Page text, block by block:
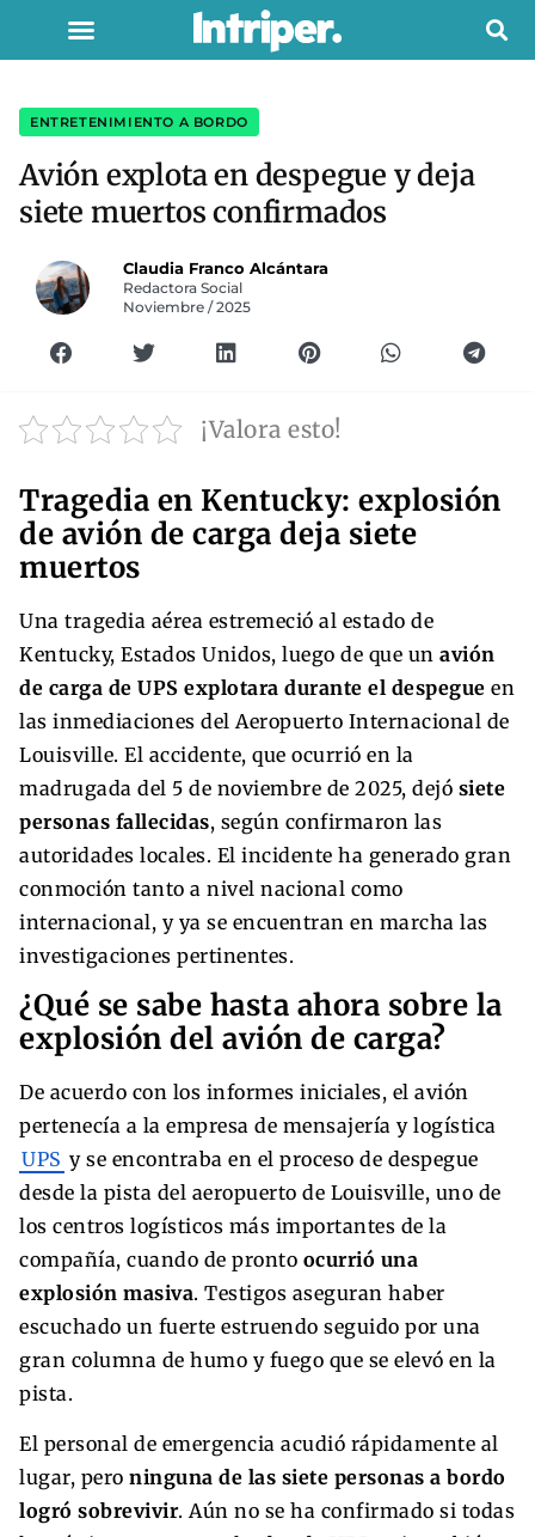
ENTRETENIMIENTO A BORDO
Avión explota en despegue y deja
siete muertos confirmados
Claudia Franco Alcántara
Redactora Social
Noviembre / 2025
¡Valora esto!
Tragedia en Kentucky: explosión
de avión de carga deja siete
muertos
Una tragedia aérea estremeció al estado de
Kentucky, Estados Unidos, luego de que un avión
de carga de UPS explotara durante el despegue en
las inmediaciones del Aeropuerto Internacional de
Louisville. El accidente, que ocurrió en la
madrugada del 5 de noviembre de 2025, dejó siete
personas fallecidas, según confirmaron las
autoridades locales. El incidente ha generado gran
conmoción tanto a nivel nacional como
internacional, y ya se encuentran en marcha las
investigaciones pertinentes.
¿Qué se sabe hasta ahora sobre la
explosión del avión de carga?
De acuerdo con los informes iniciales, el avión
pertenecía a la empresa de mensajería y logística
UPS y se encontraba en el proceso de despegue
desde la pista del aeropuerto de Louisville, uno de
los centros logísticos más importantes de la
compañía, cuando de pronto ocurrió una
explosión masiva. Testigos aseguran haber
escuchado un fuerte estruendo seguido por una
gran columna de humo y fuego que se elevó en la
pista.
El personal de emergencia acudió rápidamente al
lugar, pero ninguna de las siete personas a bordo
logró sobrevivir. Aún no se ha confirmado si todas